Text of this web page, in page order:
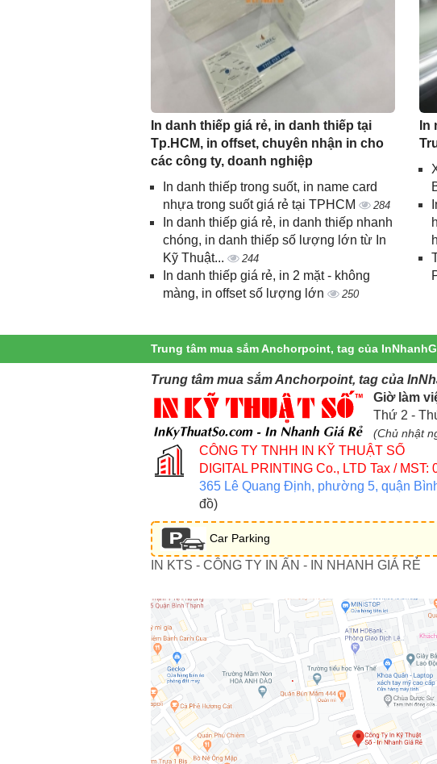
In danh thiếp giá rẻ, in danh thiếp tại
Tp.HCM, in offset, chuyên nhận in cho
các công ty, doanh nghiệp
In danh thiếp trong suốt, in name card
nhựa trong suốt giá rẻ tại TPHCM
284
In danh thiếp giá rẻ, in danh thiếp nhanh
chóng, in danh thiếp số lượng lớn từ In
Kỹ Thuật...
244
In danh thiếp giá rẻ, in 2 mặt - không
màng, in offset số lượng lớn
250
In
Trung tâm mua sắm Anchorpoint, tag của
Trung tâm mua sắm Anchorpoint, tag của
Giờ làm
Thứ 2 -
(Chủ nhật
CÔNG TY TNHH IN KỸ THUẬT SỐ
DIGITAL PRINTING Co., LTD Tax / MST:
365 Lê Quang Định, phường 5, quận
đồ)
Car Parking
IN KTS - CÔNG TY IN ẤN - IN NHANH GIÁ RẺ